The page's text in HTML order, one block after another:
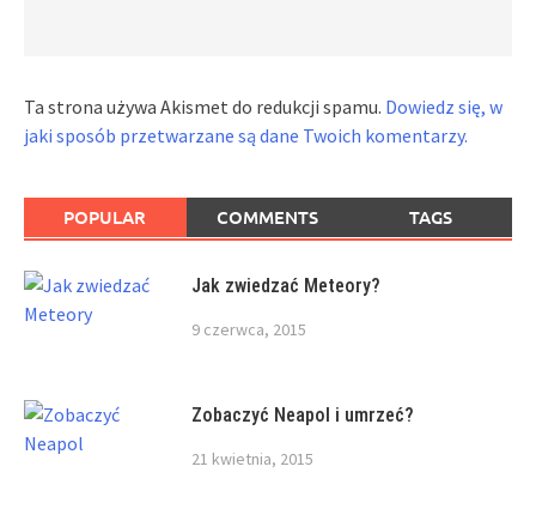
Ta strona używa Akismet do redukcji spamu. Dowiedz się, w
jaki sposób przetwarzane są dane Twoich komentarzy.
POPULAR COMMENTS TAGS
Jak zwiedzać Meteory?
9 czerwca, 2015
Zobaczyć Neapol i umrzeć?
21 kwietnia, 2015